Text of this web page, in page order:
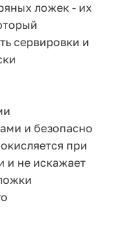
ложек - их
сервировки и
и безопасно
при
и не искажает